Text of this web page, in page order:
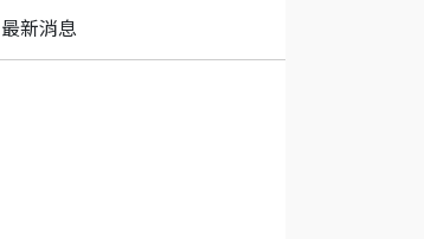
最新消息